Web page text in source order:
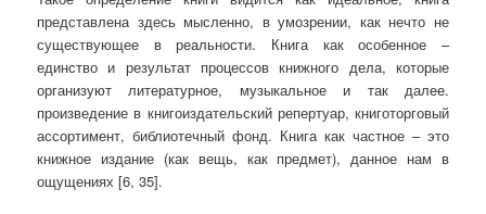
представлена здесь мысленно, в умозрении, как нечто не
существующее в реальности. Книга как особенное –
единство и результат процессов книжного дела, которые
организуют литературное, музыкальное и так далее.
произведение в книгоиздательский репертуар, книготорговый
ассортимент, библиотечный фонд. Книга как частное – это
книжное издание (как вещь, как предмет), данное нам в
ощущениях [6, 35].